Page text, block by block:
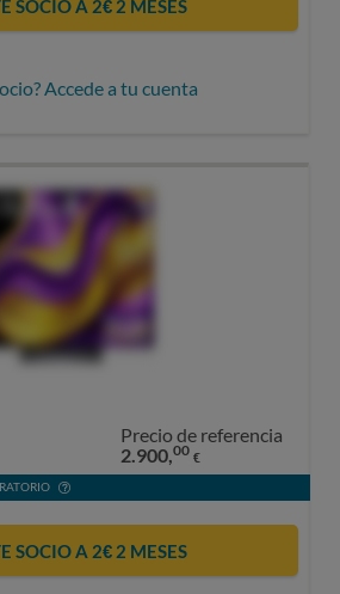
SOCIO A 2€ 2 MESES
Accede a tu cuenta
Precio de referencia
2.900,00 €
SOCIO A 2€ 2 MESES